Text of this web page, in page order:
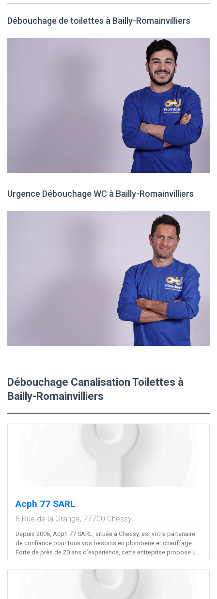
Débouchage de toilettes à Bailly-Romainvilliers
Urgence Débouchage WC à Bailly-Romainvilliers
Débouchage Canalisation Toilettes à
Bailly-Romainvilliers
Acph 77 SARL
8 Rue de la Grange, 77700 Chessy
Depuis 2006, Acph 77 SARL, située à Chessy, est votre partenaire
de confiance pour tous vos besoins en plomberie et chauffage.
Forte de près de 20 ans d’expérience, cette entreprise propose u...